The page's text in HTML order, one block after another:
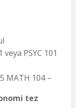
PSYC 101
MATH 104 –
tez